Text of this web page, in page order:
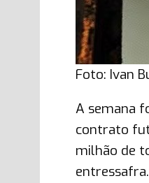
Foto: Ivan
A semana
contrato
milhão de